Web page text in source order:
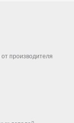
производителя